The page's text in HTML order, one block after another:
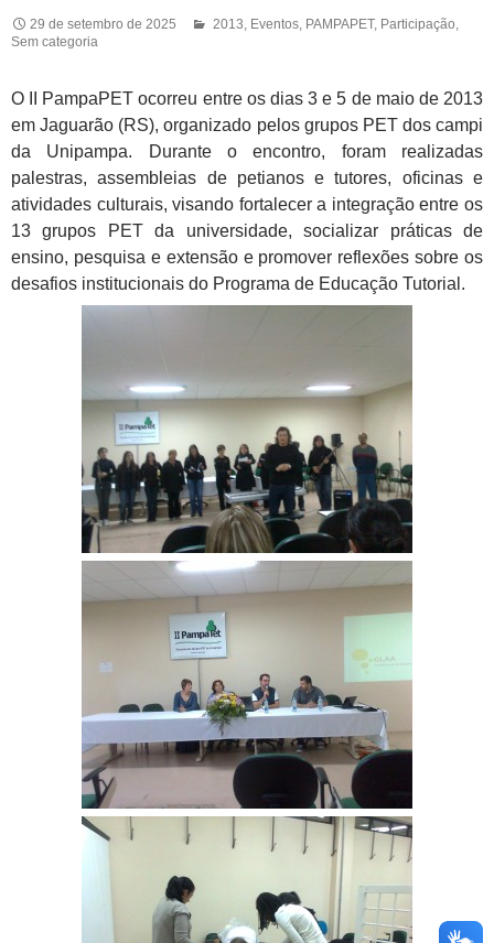
29 de setembro de 2025 2013, Eventos, PAMPAPET, Participação,
Sem categoria
O II PampaPET ocorreu entre os dias 3 e 5 de maio de 2013
em Jaguarão (RS), organizado pelos grupos PET dos campi
da Unipampa. Durante o encontro, foram realizadas
palestras, assembleias de petianos e tutores, oficinas e
atividades culturais, visando fortalecer a integração entre os
13 grupos PET da universidade, socializar práticas de
ensino, pesquisa e extensão e promover reflexões sobre os
desafios institucionais do Programa de Educação Tutorial.